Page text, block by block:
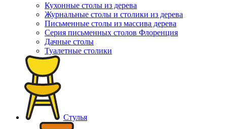
Кухонные столы из дерева
Журнальные столы и столики из дерева
Письменные столы из массива дерева
Серия письменных столов Флоренция
Дачные столы
Туалетные столики
Стулья